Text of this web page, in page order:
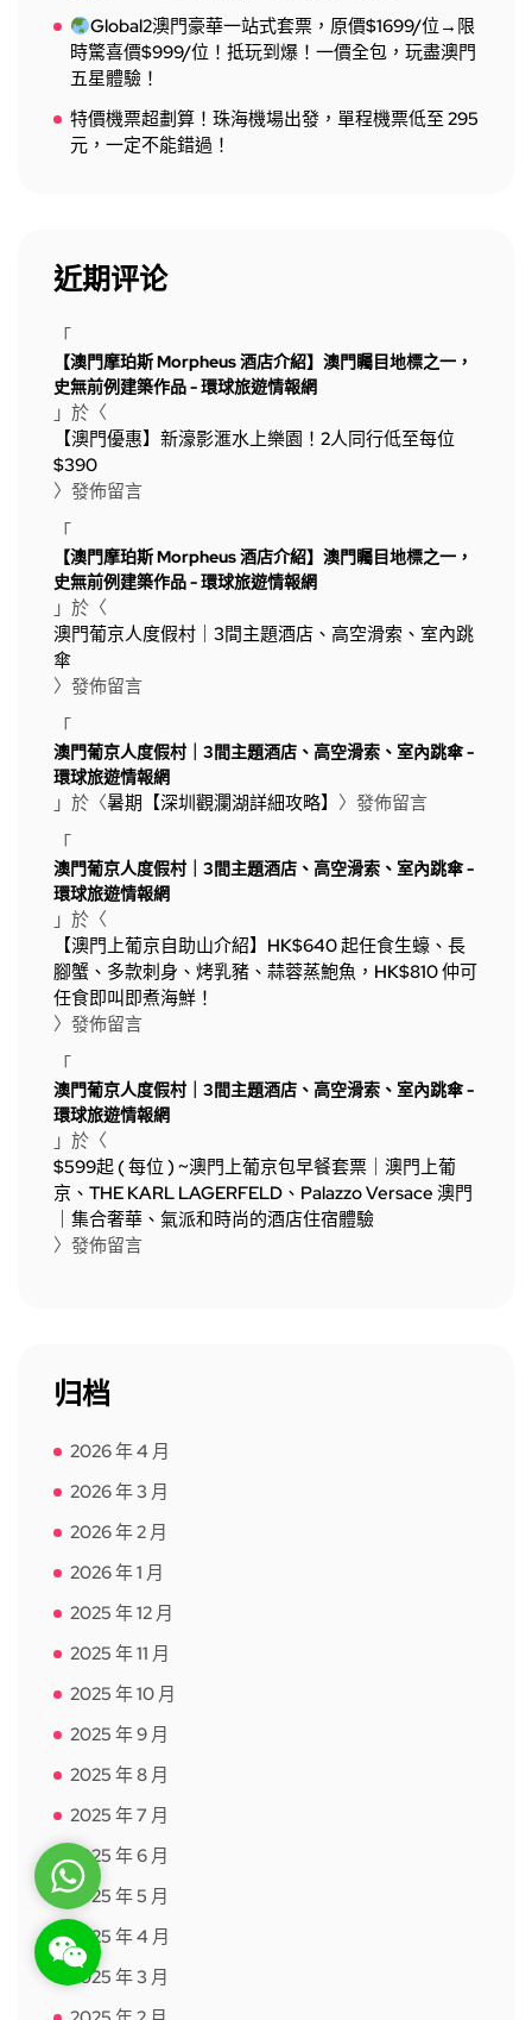
Global2澳門豪華一站式套票，原價$1699/位→限
時驚喜價$999/位！抵玩到爆！一價全包，玩盡澳門
五星體驗！
特價機票超劃算！珠海機場出發，單程機票低至 295
元，一定不能錯過！
近期评论
「
【澳門摩珀斯 Morpheus 酒店介紹】澳門矚目地標之一，
史無前例建築作品 - 環球旅遊情報網
」於〈
【澳門優惠】新濠影滙水上樂園！2人同行低至每位
$390
〉發佈留言
「
【澳門摩珀斯 Morpheus 酒店介紹】澳門矚目地標之一，
史無前例建築作品 - 環球旅遊情報網
」於〈
澳門葡京人度假村｜3間主題酒店、高空滑索、室內跳
傘
〉發佈留言
「
澳門葡京人度假村｜3間主題酒店、高空滑索、室內跳傘 -
環球旅遊情報網
」於〈暑期【深圳觀瀾湖詳細攻略】 〉發佈留言
「
澳門葡京人度假村｜3間主題酒店、高空滑索、室內跳傘 -
環球旅遊情報網
」於〈
【澳門上葡京自助山介紹】HK$640 起任食生蠔、長
腳蟹、多款刺身、烤乳豬、蒜蓉蒸鮑魚，HK$810 仲可
任食即叫即煮海鮮！
〉發佈留言
「
澳門葡京人度假村｜3間主題酒店、高空滑索、室內跳傘 -
環球旅遊情報網
」於〈
$599起 ( 每位 ) ~澳門上葡京包早餐套票｜澳門上葡
京、THE KARL LAGERFELD、Palazzo Versace 澳門
｜集合奢華、氣派和時尚的酒店住宿體驗
〉發佈留言
归档
2026 年 4 月
2026 年 3 月
2026 年 2 月
2026 年 1 月
2025 年 12 月
2025 年 11 月
2025 年 10 月
2025 年 9 月
2025 年 8 月
2025 年 7 月
2025 年 6 月
2025 年 5 月
2025 年 4 月
2025 年 3 月
WhatsApp
WeChat: rsgt819